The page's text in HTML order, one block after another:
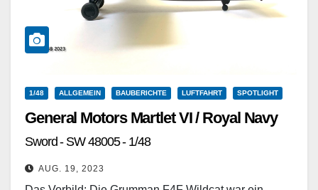
1/48 ALLGEMEIN BAUBERICHTE LUFTFAHRT SPOTLIGHT
General Motors Martlet VI / Royal Navy
Sword - SW 48005 - 1/48
AUG. 19, 2023